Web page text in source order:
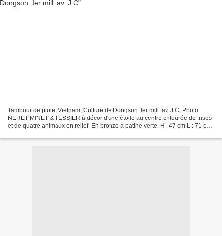
Tambour de pluie. Vietnam, Culture de Dongson. Ier mill. av. J.C. Photo
NERET-MINET & TESSIER à décor d'une étoile au centre entourée de frises
et de quatre animaux en relief. En bronze à patine verte. H : 47 cm L : 71 cm